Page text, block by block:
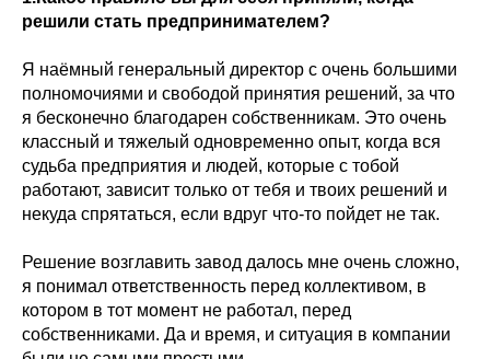
решили стать предпринимателем?
Я наёмный генеральный директор с очень большими
полномочиями и свободой принятия решений, за что
я бесконечно благодарен собственникам. Это очень
классный и тяжелый одновременно опыт, когда вся
судьба предприятия и людей, которые с тобой
работают, зависит только от тебя и твоих решений и
некуда спрятаться, если вдруг что-то пойдет не так.
Решение возглавить завод далось мне очень сложно,
я понимал ответственность перед коллективом, в
котором в тот момент не работал, перед
собственниками. Да и время, и ситуация в компании